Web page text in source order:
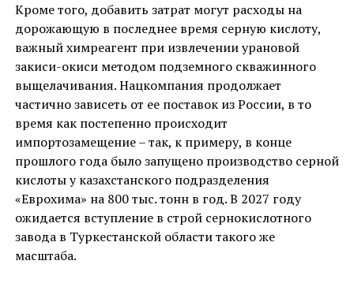
Кроме того, добавить затрат могут расходы на
дорожающую в последнее время серную кислоту,
важный химреагент при извлечении урановой
закиси-окиси методом подземного скважинного
выщелачивания. Нацкомпания продолжает
частично зависеть от ее поставок из России, в то
время как постепенно происходит
импортозамещение – так, к примеру, в конце
прошлого года было запущено производство серной
кислоты у казахстанского подразделения
«Еврохима» на 800 тыс. тонн в год. В 2027 году
ожидается вступление в строй сернокислотного
завода в Туркестанской области такого же
масштаба.